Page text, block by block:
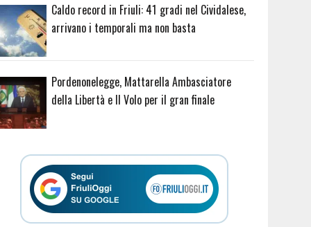
Caldo record in Friuli: 41 gradi nel Cividalese,
arrivano i temporali ma non basta
Pordenonelegge, Mattarella Ambasciatore
della Libertà e Il Volo per il gran finale